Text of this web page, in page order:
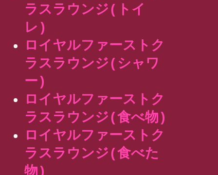
ラスラウンジ(トイ
レ)
ロイヤルファーストク
ラスラウンジ(シャワ
ー)
ロイヤルファーストク
ラスラウンジ(食べ物)
ロイヤルファーストク
ラスラウンジ(食べた
物)